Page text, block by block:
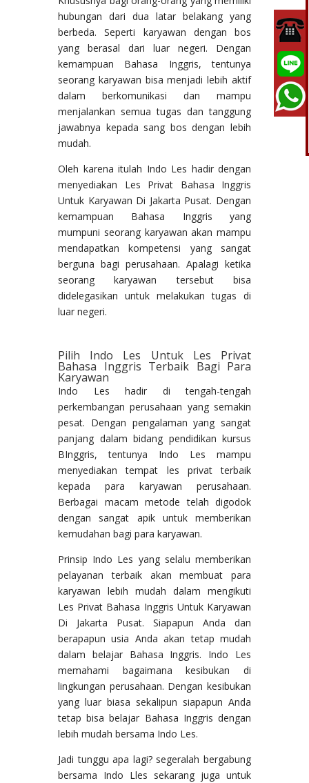
hubungan dari dua latar belakang yang
berbeda. Seperti karyawan dengan bos
yang berasal dari luar negeri. Dengan
kemampuan Bahasa Inggris, tentunya
seorang karyawan bisa menjadi lebih aktif
dalam berkomunikasi dan mampu
menjalankan semua tugas dan tanggung
jawabnya kepada sang bos dengan lebih
mudah.
Oleh karena itulah Indo Les hadir dengan
menyediakan Les Privat Bahasa Inggris
Untuk Karyawan Di Jakarta Pusat. Dengan
kemampuan Bahasa Inggris yang
mumpuni seorang karyawan akan mampu
mendapatkan kompetensi yang sangat
berguna bagi perusahaan. Apalagi ketika
seorang karyawan tersebut bisa
didelegasikan untuk melakukan tugas di
luar negeri.
Pilih Indo Les Untuk Les Privat
Bahasa Inggris Terbaik Bagi Para
Karyawan
Indo Les hadir di tengah-tengah
perkembangan perusahaan yang semakin
pesat. Dengan pengalaman yang sangat
panjang dalam bidang pendidikan kursus
BInggris, tentunya Indo Les mampu
menyediakan tempat les privat terbaik
kepada para karyawan perusahaan.
Berbagai macam metode telah digodok
dengan sangat apik untuk memberikan
kemudahan bagi para karyawan.
Prinsip Indo Les yang selalu memberikan
pelayanan terbaik akan membuat para
karyawan lebih mudah dalam mengikuti
Les Privat Bahasa Inggris Untuk Karyawan
Di Jakarta Pusat. Siapapun Anda dan
berapapun usia Anda akan tetap mudah
dalam belajar Bahasa Inggris. Indo Les
memahami bagaimana kesibukan di
lingkungan perusahaan. Dengan kesibukan
yang luar biasa sekalipun siapapun Anda
tetap bisa belajar Bahasa Inggris dengan
lebih mudah bersama Indo Les.
Jadi tunggu apa lagi? segeralah bergabung
bersama Indo Lles sekarang juga untuk